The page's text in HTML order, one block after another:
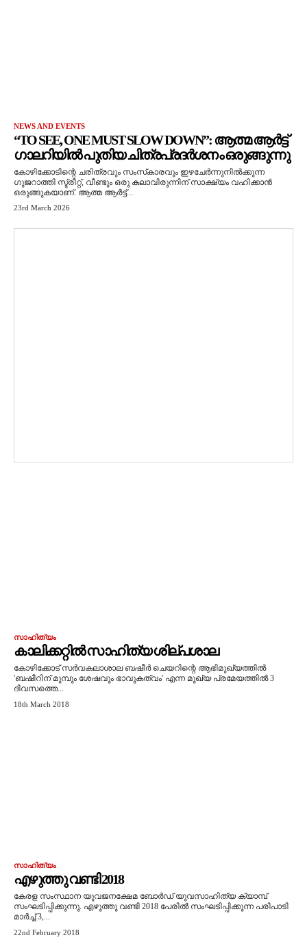
NEWS AND EVENTS
“TO SEE, ONE MUST SLOW DOWN”: ആത്മ ആർട്ട്
ഗാലറിയിൽ പുതിയ ചിത്രപ്രദർശനം ഒരുങ്ങുന്നു
കോഴിക്കോടിന്റെ ചരിത്രവും സംസ്‌കാരവും ഇഴചേർന്നുനിൽക്കുന്ന
ഗുജറാത്തി സ്ട്രീറ്റ്, വീണ്ടും ഒരു കലാവിരുന്നിന് സാക്ഷ്യം വഹിക്കാൻ
ഒരുങ്ങുകയാണ്. ആത്മ ആർട്ട്...
23rd March 2026
സാഹിത്യം
കാലിക്കറ്റില്‍ സാഹിത്യ ശില്പശാല
കോഴിക്കോട് സർവകലാശാല ബഷീർ ചെയറിന്റെ ആഭിമുഖ്യത്തിൽ
'ബഷീറിന് മുമ്പും ശേഷവും ഭാവുകത്വം' എന്ന മുഖ്യ പ്രമേയത്തില്‍ 3
ദിവസത്തെ...
18th March 2018
സാഹിത്യം
എഴുത്തു വണ്ടി 2018
കേരള സംസ്ഥാന യുവജനക്ഷേമ ബോർഡ് യുവസാഹിത്യ ക്യാമ്പ്
സംഘടിപ്പിക്കുന്നു. എഴുത്തു വണ്ടി 2018 പേരില്‍ സംഘടിപ്പിക്കുന്ന പരിപാടി
മാർച്ച് 3,...
22nd February 2018